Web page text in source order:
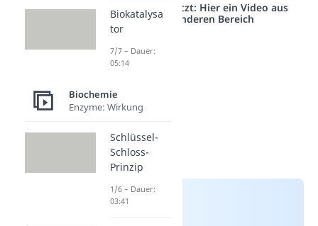
Studyflix vernetzt: Hier ein Video aus
einem anderen Bereich
Biokatalysa
tor
7/7 – Dauer:
05:14
Biochemie
Enzyme: Wirkung
Schlüssel-
Schloss-
Prinzip
1/6 – Dauer:
03:41